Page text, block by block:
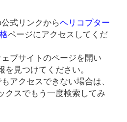
式リンクからヘリコプター
ページにアクセスしてくだ
ブサイトのページを開い
見つけてください。
アクセスできない場合は、
クスでもう一度検索してみ